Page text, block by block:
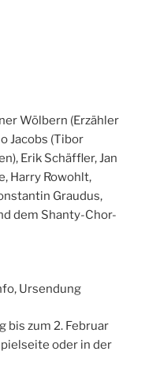
Wölbern (Erzähler
Jacobs (Tibor
Erik Schäffler, Jan
Harry Rowohlt,
Graudus,
dem Shanty-Chor-
Ursendung
bis zum 2. Februar
oder in der